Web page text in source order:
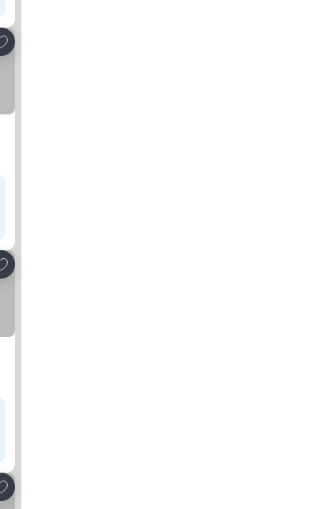
aos favoritos
aos favoritos
aos favoritos